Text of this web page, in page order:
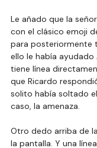
Le añado que la
con el clásico emoji
para posteriormente
ello le había
tiene línea
que Ricardo
solito había soltado
caso, la amenaza.
Otro dedo arriba de
la pantalla. Y una